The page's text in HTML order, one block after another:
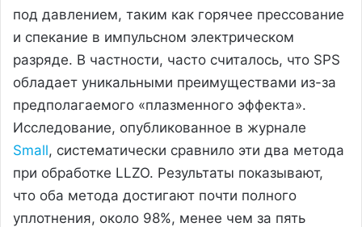
под давлением, таким как горячее прессование
и спекание в импульсном электрическом
разряде. В частности, часто считалось, что SPS
обладает уникальными преимуществами из-за
предполагаемого «плазменного эффекта».
Исследование, опубликованное в журнале
Small, систематически сравнило эти два метода
при обработке LLZO. Результаты показывают,
что оба метода достигают почти полного
уплотнения, около 98%, менее чем за пять